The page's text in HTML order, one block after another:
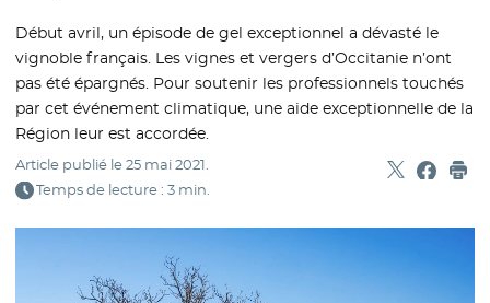
Début avril, un épisode de gel exceptionnel a dévasté le
vignoble français. Les vignes et vergers d’Occitanie n’ont
pas été épargnés. Pour soutenir les professionnels touchés
par cet événement climatique, une aide exceptionnelle de la
Région leur est accordée.
Article publié le25 mai 2021.
Temps de lecture : 3 min.
Partager
- Nouvelle
-